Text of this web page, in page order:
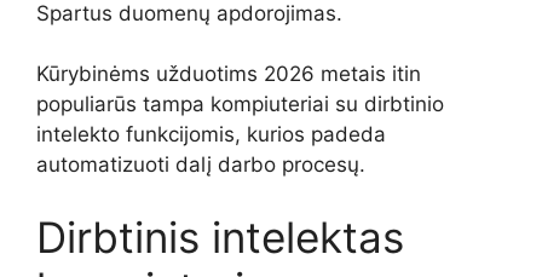
Spartus duomenų apdorojimas.
Kūrybinėms užduotims 2026 metais itin
populiarūs tampa kompiuteriai su dirbtinio
intelekto funkcijomis, kurios padeda
automatizuoti dalį darbo procesų.
Dirbtinis intelektas